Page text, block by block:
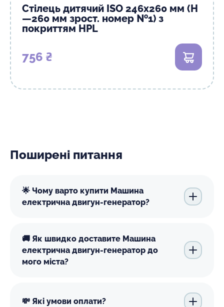
Стілець дитячий ISO 246х260 мм (Н
—260 мм зрост. номер №1) з
покриттям HPL
756 ₴ В кошик
Поширені питання
🌟 Чому варто купити Машина
електрична двигун-генератор?
🚚 Як швидко доставите Машина
електрична двигун-генератор до
мого міста?
💸 Які умови оплати?